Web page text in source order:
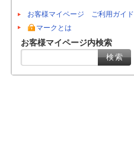
お客様マイページ ご利用ガイド
マークとは
お客様マイページ内検索